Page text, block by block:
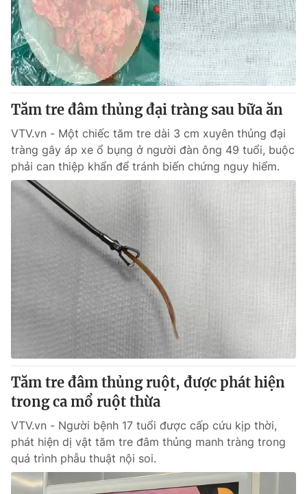
Thị trường 24h Tấm lòng Việt
VTV4 Vươn mình bằng AI
VTV9 VTV8
Liên hệ tòa soạn English
THỜI BÁO VTV
Theo dõi báo trên
Cơ quan chủ quản:
Đài Truyền hình Việt Nam
Cơ quan báo chí: Thời báo VTV
Giấy phép hoạt động báo in và báo điện tử số 483/GP-BTTTT
cấp ngày 29/12/2023
Tổng Biên tập:Vũ Thanh Thủy
Phó Tổng Biên tập:Nguyễn Thị Mỹ Hạnh, Phạm Quốc Thắng,
Nguyễn Trọng Ninh
Tổng đài VTV:024.38 355 931 - 024.38 355 932
Ðiện thoại Thời báo VTV:024.66 897 897
Email:
toasoan@vtv.vn
Liên hệ quảng cáo:
024-7300.7108
Tăm tre đâm thủng đại tràng sau bữa ăn
VTV.vn - Một chiếc tăm tre dài 3 cm xuyên thủng đại
tràng gây áp xe ổ bụng ở người đàn ông 49 tuổi, buộc
phải can thiệp khẩn để tránh biến chứng nguy hiểm.
Tăm tre đâm thủng ruột, được phát hiện
trong ca mổ ruột thừa
VTV.vn - Người bệnh 17 tuổi được cấp cứu kịp thời,
phát hiện dị vật tăm tre đâm thủng manh tràng trong
quá trình phẫu thuật nội soi.